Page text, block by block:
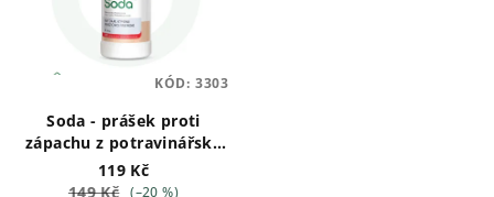
Soda - prášek proti
zápachu z potravinářské
sody EXP.:31.1.2026
119 Kč
149 Kč (–20 %)
KÓD: 3303